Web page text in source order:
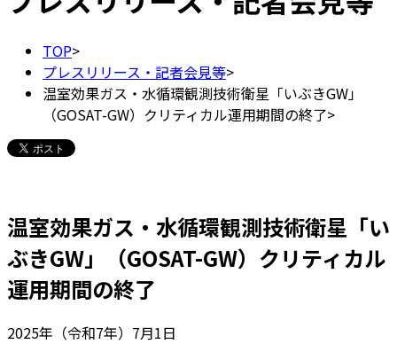
TOP>
プレスリリース・記者会見等>
温室効果ガス・水循環観測技術衛星「いぶきGW」
（GOSAT-GW）クリティカル運用期間の終了>
温室効果ガス・水循環観測技術衛星「い
ぶきGW」（GOSAT-GW）クリティカル
運用期間の終了
2025年（令和7年）7月1日